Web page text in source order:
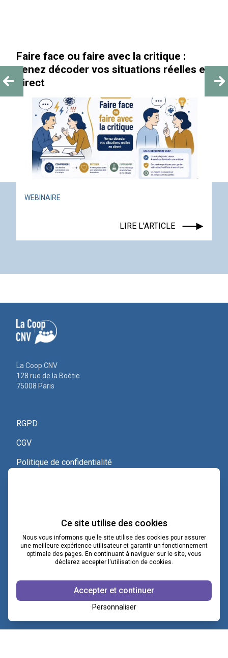
Faire face ou faire avec la critique :
venez décoder vos situations réelles en
direct
WEBINAIRE
LIRE L'ARTICLE
La Coop CNV
128 rue de la Boétie
75008 Paris
RGPD
CGV
Politique de confidentialité
Voir le certificat Qualiopi
contact@lacoopcnv.com
La page Linkedin de La Coop CNV
Notre chaîne Webikeo
Ce site utilise des cookies
Nous vous informons que le site utilise des cookies pour assurer
une meilleure expérience utilisateur et garantir un fonctionnement
optimale des pages. En continuant à naviguer sur le site, vous
déclarez accepter l'utilisation de cookies.
Accepter et continuer
Personnaliser